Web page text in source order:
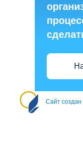
Сайт